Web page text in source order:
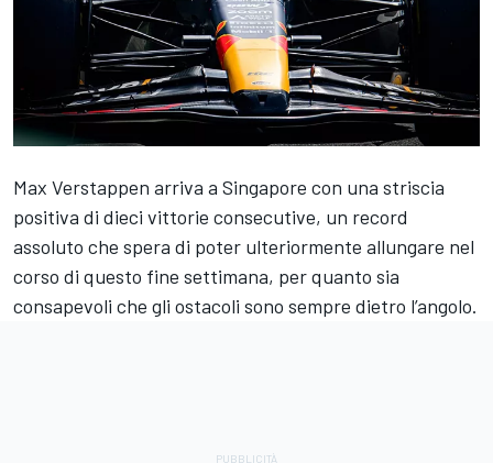
Max Verstappen arriva a Singapore con una striscia
positiva di dieci vittorie consecutive, un record
assoluto che spera di poter ulteriormente allungare nel
corso di questo fine settimana, per quanto sia
consapevoli che gli ostacoli sono sempre dietro l’angolo.